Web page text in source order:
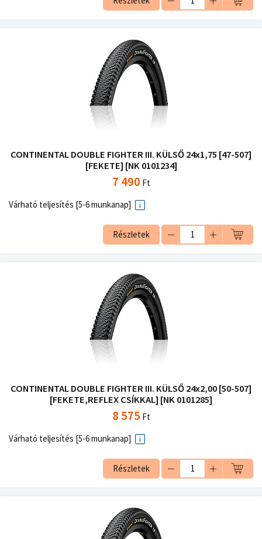
CONTINENTAL DOUBLE FIGHTER III. KÜLSŐ 24x1,75 [47-507]
[FEKETE] [NK 0101234]
7 490 Ft
Várható teljesítés [5-6 munkanap]
Részletek
CONTINENTAL DOUBLE FIGHTER III. KÜLSŐ 24x2,00 [50-507]
[FEKETE,REFLEX CSÍKKAL] [NK 0101285]
8 575 Ft
Várható teljesítés [5-6 munkanap]
Részletek